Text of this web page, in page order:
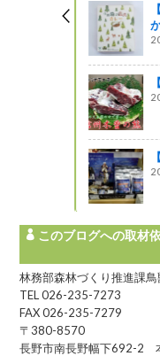
このブログへの取材
林務部森林づくり推進課
TEL 026-235-7273
FAX 026-235-7279
〒380-8570
長野市南長野幅下692-2